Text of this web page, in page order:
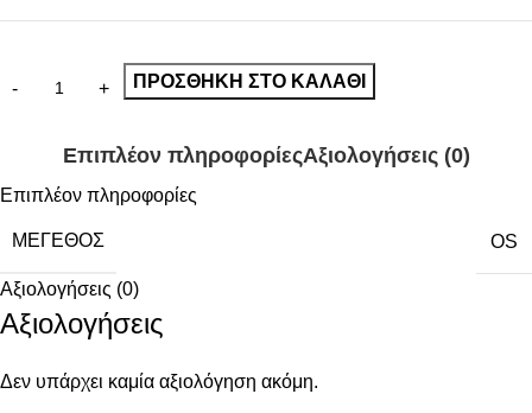
ΠΡΟΣΘΉΚΗ ΣΤΟ ΚΑΛΆΘΙ
Επιπλέον πληροφορίεςΑξιολογήσεις (0)
Επιπλέον πληροφορίες
ΜΈΓΕΘΟΣ OS
Αξιολογήσεις (0)
Αξιολογήσεις
Δεν υπάρχει καμία αξιολόγηση ακόμη.